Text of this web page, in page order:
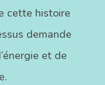
cette histoire
demande
et de